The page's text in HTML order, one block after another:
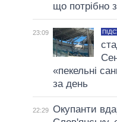
що потрібно
23:09
«пекельні
за день
22:29 Окупанти